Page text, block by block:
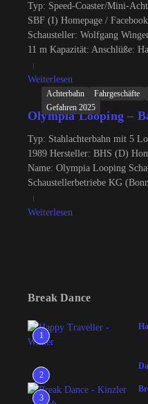
Typ: Speed-Coaster/Mini-
SBF (I) Homepage /
Schausteller: Wolfgang
11 m Kapazität: Anschlüße:
Weiterlesen
Achterbahn Fahrgeschäfte
Gefahren 2025
Olympia Looping –
Typ: Stahlachterbahn mit 5
1989 Hersteller: BHS (D)
Name: Olympia Looping
Schaustellerbetriebe KG
Weiterlesen
Break Dance
1
2
3